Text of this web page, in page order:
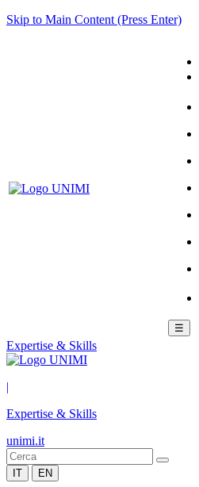
Skip to Main Content (Press Enter)
☰
Expertise & Skills
|
Expertise & Skills
unimi.it
IT EN